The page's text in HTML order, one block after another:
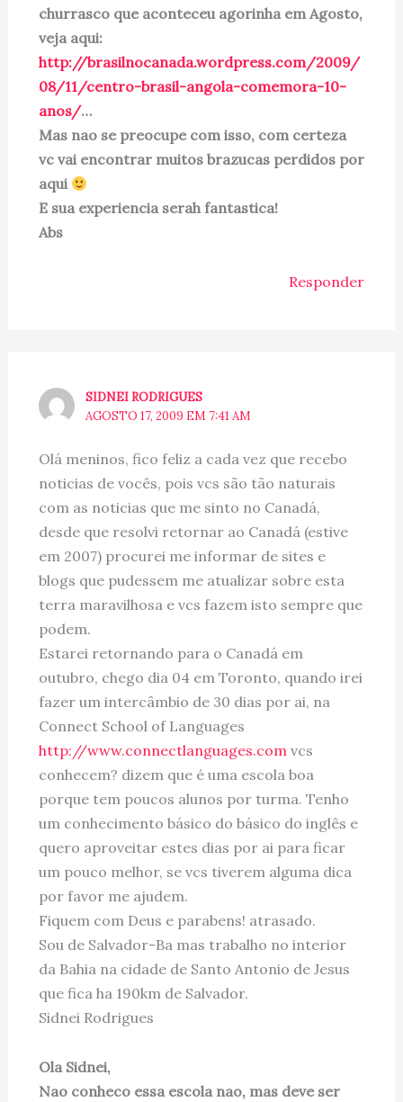
churrasco que aconteceu agorinha em Agosto,
veja aqui:
http://brasilnocanada.wordpress.com/2009/
08/11/centro-brasil-angola-comemora-10-
anos/…
Mas nao se preocupe com isso, com certeza
vc vai encontrar muitos brazucas perdidos por
aqui
E sua experiencia serah fantastica!
Abs
Responder
SIDNEI RODRIGUES
AGOSTO 17, 2009 EM 7:41 AM
Olá meninos, fico feliz a cada vez que recebo
noticias de vocês, pois vcs são tão naturais
com as noticias que me sinto no Canadá,
desde que resolvi retornar ao Canadá (estive
em 2007) procurei me informar de sites e
blogs que pudessem me atualizar sobre esta
terra maravilhosa e vcs fazem isto sempre que
podem.
Estarei retornando para o Canadá em
outubro, chego dia 04 em Toronto, quando irei
fazer um intercâmbio de 30 dias por ai, na
Connect School of Languages
http://www.connectlanguages.comvcs
conhecem? dizem que é uma escola boa
porque tem poucos alunos por turma. Tenho
um conhecimento básico do básico do inglês e
quero aproveitar estes dias por ai para ficar
um pouco melhor, se vcs tiverem alguma dica
por favor me ajudem.
Fiquem com Deus e parabens! atrasado.
Sou de Salvador-Ba mas trabalho no interior
da Bahia na cidade de Santo Antonio de Jesus
que fica ha 190km de Salvador.
Sidnei Rodrigues
Ola Sidnei,
Nao conheco essa escola nao, mas deve ser